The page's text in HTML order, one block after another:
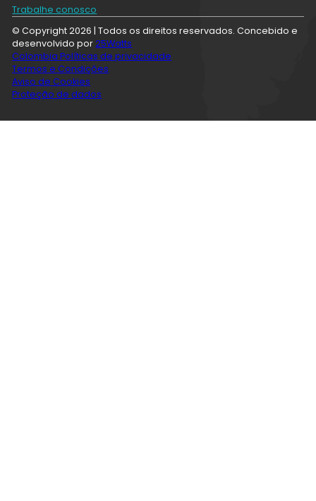
Trabalhe conosco
© Copyright 2026 | Todos os direitos reservados. Concebido e
desenvolvido por25Watts
Colombia Políticas de privacidade
Termos e Condições
Aviso de Cookies
Proteção de dados